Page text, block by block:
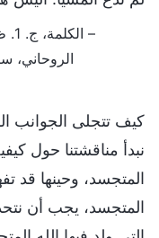
–
الروحاني،
كيف تتجلى الجوانب
نبدأ مناقشتنا حول
المتجسد، وحينها قد
المتجسد، يجب أن